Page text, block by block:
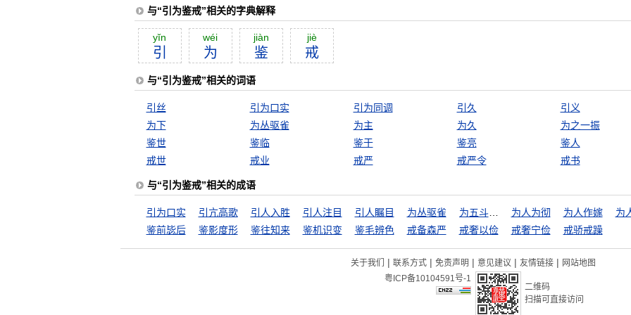
与“引为鉴戒”相关的字典解释
yĭn
引
wéi
为
jiàn
鉴
jiè
戒
与“引为鉴戒”相关的词语
引丝 引为口实 引为同调 引久
引义
为下
为丛驱雀 为主 为久
为之一振
鉴世
鉴临 鉴于 鉴亮
鉴人
戒世
戒业 戒严 戒严令 戒书
与“引为鉴戒”相关的成语
引为口实 引亢高歌 引人入胜 引人注目 引人瞩目 为丛驱雀 为人为彻 为人作嫁
为
鉴前毖后
鉴影度形 鉴往知来 鉴机识变 鉴毛辨色 戒备森严 戒奢以俭 戒奢宁俭 戒骄戒躁
关于我们 | 联系方式 | 免责声明 | 意见建议 | 友情链接 | 网站地图
粤ICP备10104591号-1
二维码
扫描可直接访问